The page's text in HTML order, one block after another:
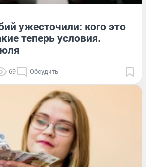
ужесточили: кого это
теперь условия.
69 Обсудить